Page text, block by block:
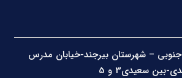
– شهرستان بیرجند-خیابان مدرس